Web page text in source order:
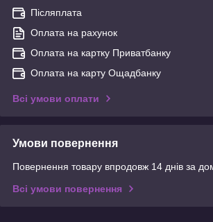
Післяплата
Оплата на рахунок
Оплата на картку Приватбанку
Оплата на карту Ощадбанку
Всі умови оплати
Умови повернення
Повернення товару впродовж 14 днів за
Всі умови повернення